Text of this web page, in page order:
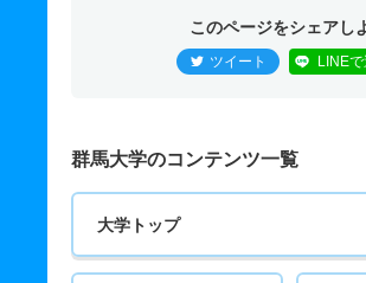
このページをシェアし
ツイート LINE
群馬大学のコンテンツ一覧
大学トップ